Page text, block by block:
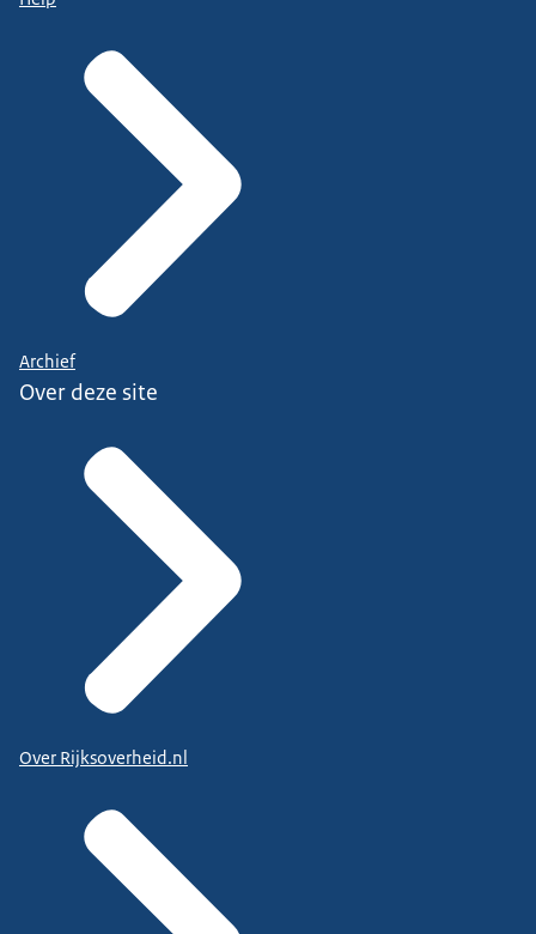
Archief
Over deze site
Over Rijksoverheid.nl